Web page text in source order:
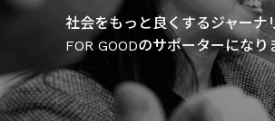
社会をもっと良くするジャーナ
FOR GOODのサポーターになり